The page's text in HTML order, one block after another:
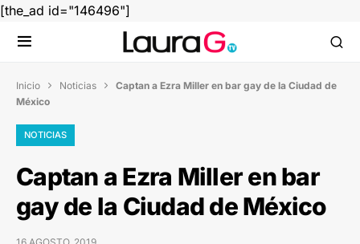
[the_ad id="146496"]
Inicio  Noticias  Captan a Ezra Miller en bar gay de la Ciudad de
México
NOTICIAS
Captan a Ezra Miller en bar
gay de la Ciudad de México